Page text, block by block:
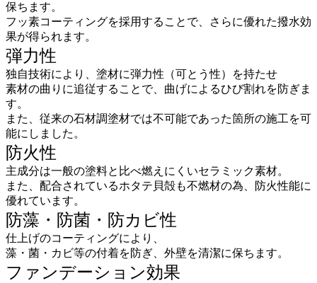
保ちます。
フッ素コーティングを採用することで、さらに優れた撥水効
果が得られます。
弾力性
独自技術により、塗材に弾力性（可とう性）を持たせ
素材の曲りに追従することで、曲げによるひび割れを防ぎま
す。
また、従来の石材調塗材では不可能であった箇所の施工を可
能にしました。
防火性
主成分は一般の塗料と比べ燃えにくいセラミック素材。
また、配合されているホタテ貝殻も不燃材の為、防火性能に
優れています。
防藻・防菌・防カビ性
仕上げのコーティングにより、
藻・菌・カビ等の付着を防ぎ、外壁を清潔に保ちます。
ファンデーション効果